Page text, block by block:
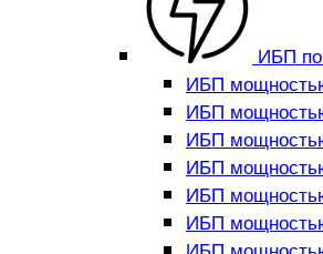
ИБП
ИБП
ИБП
ИБП
ИБП
ИБП
ИБП